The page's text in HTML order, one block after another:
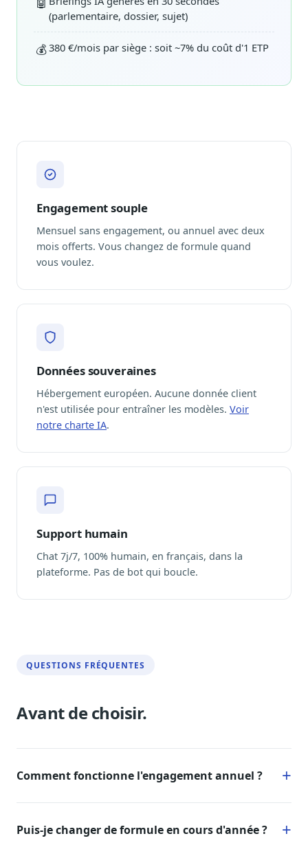
(parlementaire, dossier, sujet)
💰380 €/mois par siège : soit ~7% du coût d'1 ETP
Engagement souple
Mensuel sans engagement, ou annuel avec deux
mois offerts. Vous changez de formule quand
vous voulez.
Données souveraines
Hébergement européen. Aucune donnée client
n'est utilisée pour entraîner les modèles. Voir
notre charte IA.
Support humain
Chat 7j/7, 100% humain, en français, dans la
plateforme. Pas de bot qui boucle.
QUESTIONS FRÉQUENTES
Avant de choisir.
Comment fonctionne l'engagement annuel ?
Puis-je changer de formule en cours d'année ?